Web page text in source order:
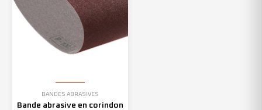
BANDES ABRASIVES
Bande abrasive en corindon